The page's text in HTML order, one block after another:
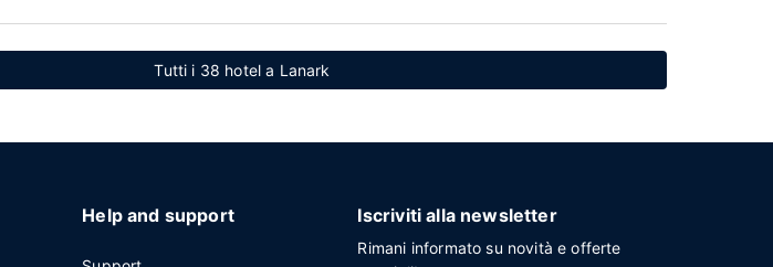
Tutti i 38 hotel a Lanark
Help and support Iscriviti alla newsletter
Rimani informato su novità e offerte